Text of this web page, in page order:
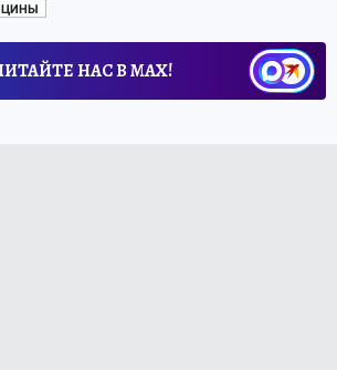
НАС В МАХ!